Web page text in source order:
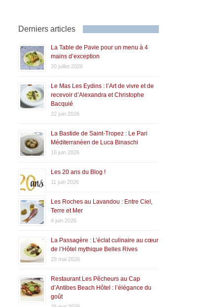
Derniers articles
La Table de Pavie pour un menu à 4
mains d’exception
20 juillet 2026
Le Mas Les Eydins : l’Art de vivre et de
recevoir d’Alexandra et Christophe
Bacquié
22 juin 2026
La Bastide de Saint-Tropez : Le Pari
Méditerranéen de Luca Binaschi
16 juin 2026
Les 20 ans du Blog !
11 juin 2026
Les Roches au Lavandou : Entre Ciel,
Terre et Mer
4 juin 2026
La Passagère : L’éclat culinaire au cœur
de l’Hôtel mythique Belles Rives
29 mai 2026
Restaurant Les Pêcheurs au Cap
d’Antibes Beach Hôtel : l’élégance du
goût